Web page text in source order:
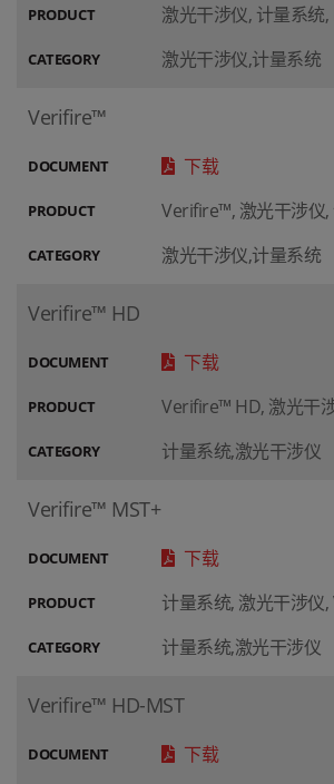
PRODUCT 激光干涉仪, 计量系统
CATEGORY 激光干涉仪,计量系统
Verifire™
DOCUMENT 下载
PRODUCT Verifire™, 激光干涉仪,
CATEGORY 激光干涉仪,计量系统
Verifire™ HD
DOCUMENT 下载
PRODUCT Verifire™ HD, 激光干
CATEGORY 计量系统,激光干涉仪
Verifire™ MST+
DOCUMENT 下载
PRODUCT 计量系统, 激光干涉仪
CATEGORY 计量系统,激光干涉仪
Verifire™ HD-MST
DOCUMENT 下载